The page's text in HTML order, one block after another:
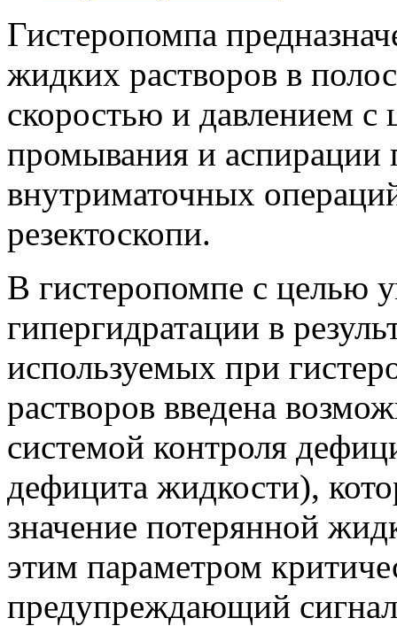
Гистеропомпа
жидких растворов в
скоростью и давлением
промывания и аспирации
внутриматочных
резектоскопи.
В гистеропомпе с целью
гипергидратации в
используемых при
растворов введена
системой контроля
дефицита жидкости),
значение потерянной
этим параметром
предупреждающий